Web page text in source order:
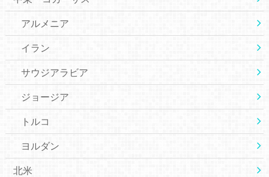
アルメニア
イラン
サウジアラビア
ジョージア
トルコ
ヨルダン
北米